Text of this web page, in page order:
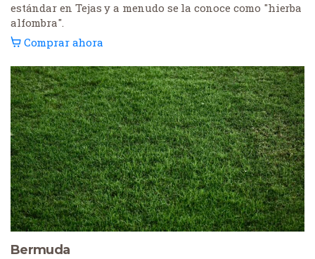
estándar en Tejas y a menudo se la conoce como "hierba
alfombra".
Comprar ahora
Bermuda